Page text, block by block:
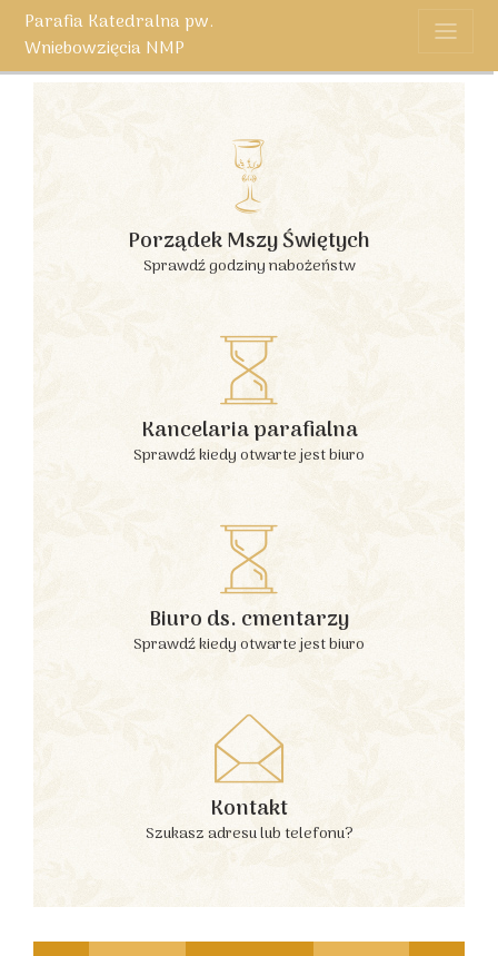
Parafia Katedralna pw.
Wniebowzięcia NMP
Porządek Mszy Świętych
Sprawdź godziny nabożeństw
Kancelaria parafialna
Sprawdź kiedy otwarte jest biuro
Biuro ds. cmentarzy
Sprawdź kiedy otwarte jest biuro
Kontakt
Szukasz adresu lub telefonu?